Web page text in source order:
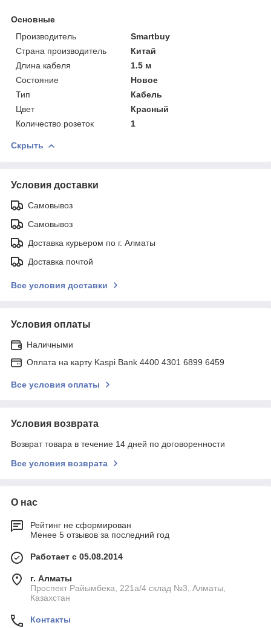
Основные
Производитель
Smartbuy
Страна производитель
Китай
Длина кабеля
1.5 м
Состояние
Новое
Тип
Кабель
Цвет
Красный
Количество розеток
1
Скрыть
Условия доставки
Самовывоз
Самовывоз
Доставка курьером по г. Алматы
Доставка почтой
Все условия доставки
Условия оплаты
Наличными
Оплата на карту Kaspi Bank 4400 4301 6899 6459
Все условия оплаты
Условия возврата
Возврат товара в течение 14 дней по договоренности
Все условия возврата
О нас
Рейтинг не сформирован
Менее 5 отзывов за последний год
Работает с 05.08.2014
г. Алматы
Проспект Райымбека, 221а/4 склад №3, Алматы,
Казахстан
Контакты